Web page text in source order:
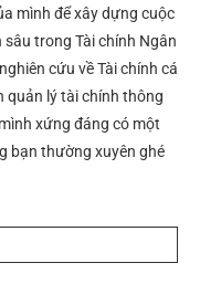
mình để xây dựng cuộc
trong Tài chính Ngân
cứu về Tài chính cá
quản lý tài chính thông
xứng đáng có một
bạn thường xuyên ghé